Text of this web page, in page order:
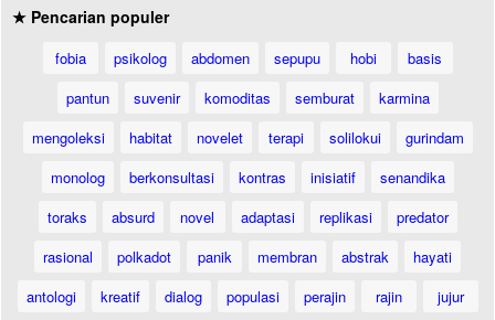
★ Pencarian populer
fobia psikolog abdomen sepupu hobi
basis
pantun
suvenir komoditas semburat
karmina
mengoleksi
habitat novelet terapi solilokui
gurindam
monolog
berkonsultasi kontras inisiatif
senandika
toraks
absurd novel adaptasi replikasi
predator
rasional
polkadot panik membran abstrak
hayati
antologi
kreatif dialog populasi perajin rajin
jujur